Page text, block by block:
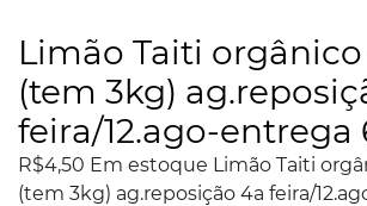
Limão Taiti
(tem 3kg)
feira/12.ago-entrega
R$4,50 Em estoque Limão Taiti
(tem 3kg) ag.reposição 4a feira/